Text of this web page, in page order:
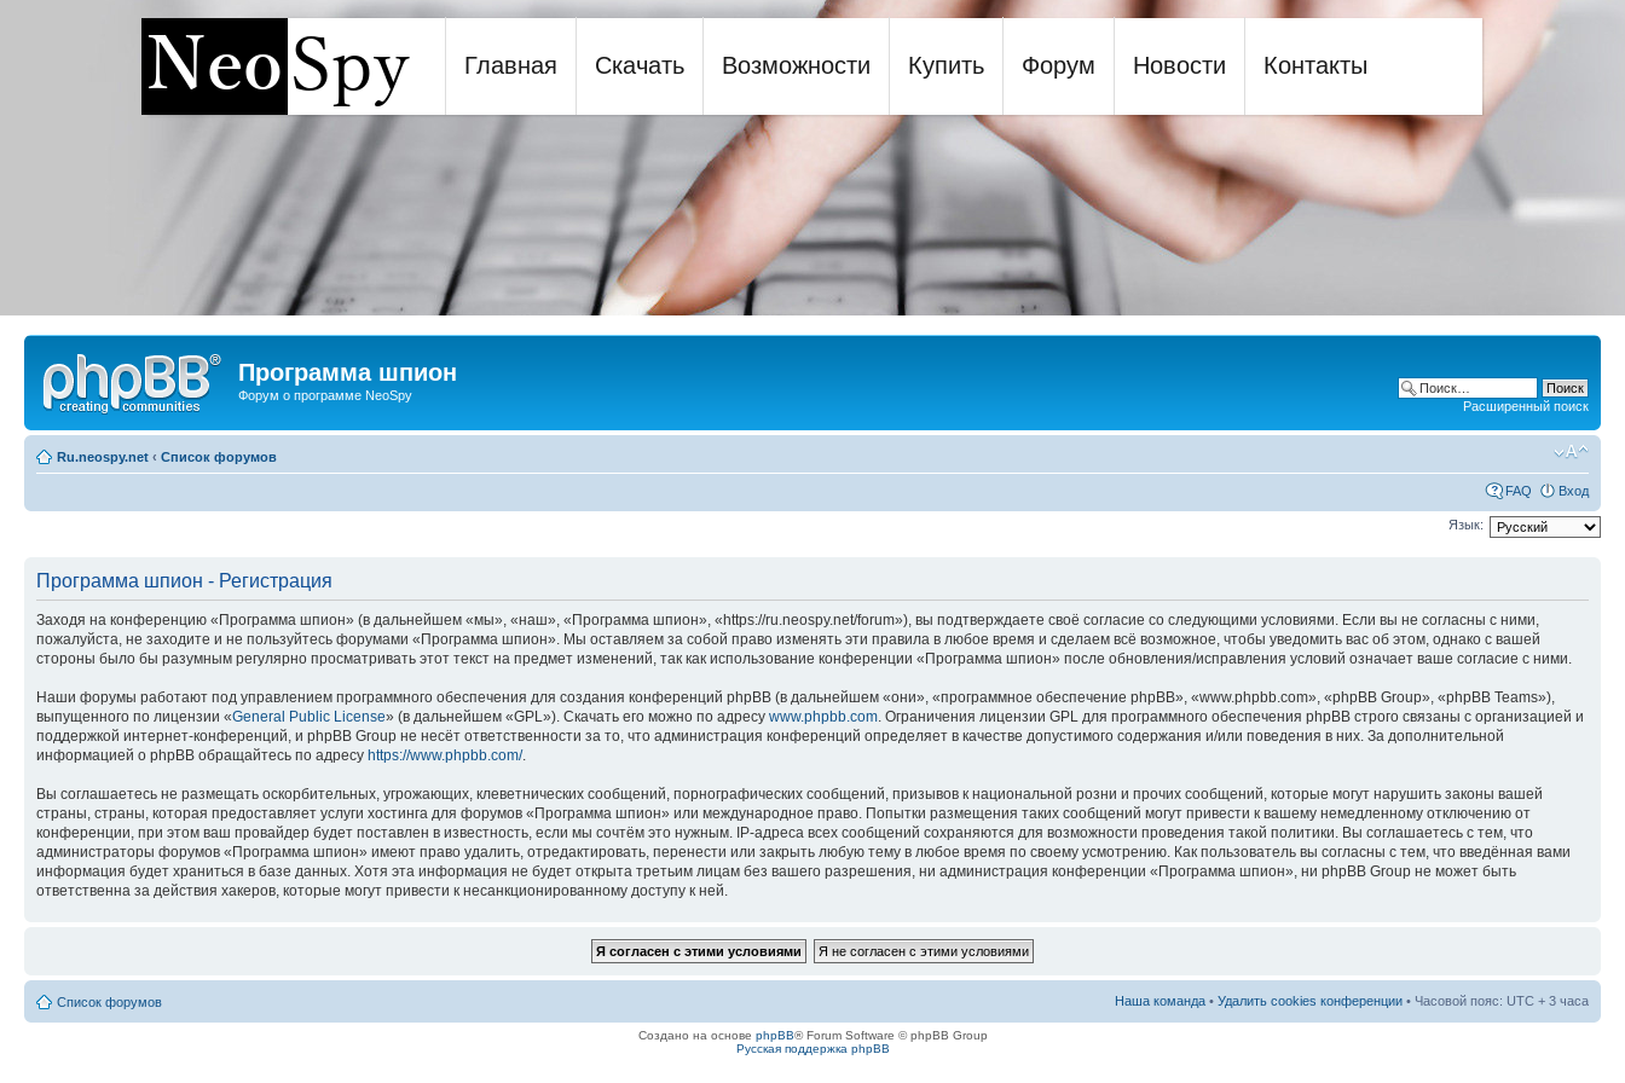
Программа шпион NeoSpy
Главная Скачать Возможности Купить Форум Новости Контакты
Программа шпион
Форум о программе NeoSpy
Расширенный поиск
Ru.neospy.net ‹ Список форумов
FAQ Вход
Язык:
Программа шпион - Регистрация
Заходя на конференцию «Программа шпион» (в дальнейшем «мы», «наш», «Программа шпион», «https://ru.neospy.net/forum»), вы подтверждаете своё согласие со следующими условиями. Если вы не согласны с ними,
пожалуйста, не заходите и не пользуйтесь форумами «Программа шпион». Мы оставляем за собой право изменять эти правила в любое время и сделаем всё возможное, чтобы уведомить вас об этом, однако с вашей
стороны было бы разумным регулярно просматривать этот текст на предмет изменений, так как использование конференции «Программа шпион» после обновления/исправления условий означает ваше согласие с ними.
Наши форумы работают под управлением программного обеспечения для создания конференций phpBB (в дальнейшем «они», «программное обеспечение phpBB», «www.phpbb.com», «phpBB Group», «phpBB Teams»),
выпущенного по лицензии «General Public License» (в дальнейшем «GPL»). Скачать его можно по адресу www.phpbb.com. Ограничения лицензии GPL для программного обеспечения phpBB строго связаны с организацией и
поддержкой интернет-конференций, и phpBB Group не несёт ответственности за то, что администрация конференций определяет в качестве допустимого содержания и/или поведения в них. За дополнительной
информацией о phpBB обращайтесь по адресу https://www.phpbb.com/.
Вы соглашаетесь не размещать оскорбительных, угрожающих, клеветнических сообщений, порнографических сообщений, призывов к национальной розни и прочих сообщений, которые могут нарушить законы вашей
страны, страны, которая предоставляет услуги хостинга для форумов «Программа шпион» или международное право. Попытки размещения таких сообщений могут привести к вашему немедленному отключению от
конференции, при этом ваш провайдер будет поставлен в известность, если мы сочтём это нужным. IP-адреса всех сообщений сохраняются для возможности проведения такой политики. Вы соглашаетесь с тем, что
администраторы форумов «Программа шпион» имеют право удалить, отредактировать, перенести или закрыть любую тему в любое время по своему усмотрению. Как пользователь вы согласны с тем, что введённая вами
информация будет храниться в базе данных. Хотя эта информация не будет открыта третьим лицам без вашего разрешения, ни администрация конференции «Программа шпион», ни phpBB Group не может быть
ответственна за действия хакеров, которые могут привести к несанкционированному доступу к ней.
Список форумов Наша команда • Удалить cookies конференции • Часовой пояс: UTC + 3 часа
Создано на основе phpBB® Forum Software © phpBB Group
Русская поддержка phpBB